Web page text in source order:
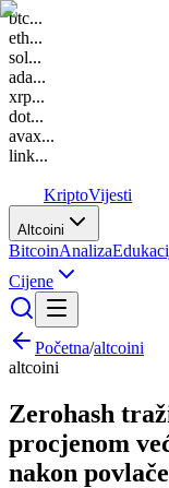
btc...
eth...
sol...
ada...
xrp...
dot...
avax...
link...
KriptoVijesti
Altcoini
BitcoinAnaliza
Cijene
Početna/altcoini
altcoini
Zerohash
procjenom
nakon